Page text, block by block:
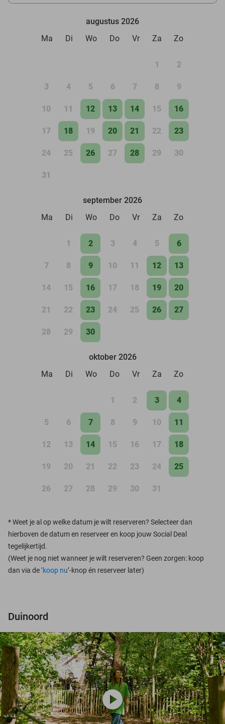
augustus 2026
Ma
Di Wo Do Vr Za Zo
1 2
3 4 5 6 7 8 9
10 11 12 13 14 15 16
17 18 19 20 21 22 23
24 25 26 27 28 29 30
31
september 2026
Ma
Di Wo Do Vr Za Zo
1 2 3 4 5 6
7 8 9 10 11 12 13
14 15 16 17 18 19 20
21 22 23 24 25 26 27
28 29 30
oktober 2026
Ma
Di Wo Do Vr Za Zo
1 2 3 4
5 6 7 8 9 10 11
12 13 14 15 16 17 18
19 20 21 22 23 24 25
26 27 28 29 30 31
*Weet je al op welke datum je wilt reserveren? Selecteer dan
hierboven de datum en reserveer en koop jouw Social Deal
tegelijkertijd.
(Weet je nog niet wanneer je wilt reserveren? Geen zorgen: koop
dan via de ‘koop nu’-knop én reserveer later)
Duinoord
play_circle